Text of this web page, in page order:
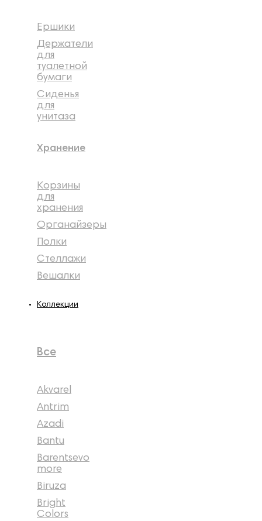
Ершики
Держатели
для
туалетной
бумаги
Сиденья
для
унитаза
Хранение
Корзины
для
хранения
Органайзеры
Полки
Стеллажи
Вешалки
Коллекции
Все
Akvarel
Antrim
Azadi
Bantu
Barentsevo
more
Biruza
Bright
Colors